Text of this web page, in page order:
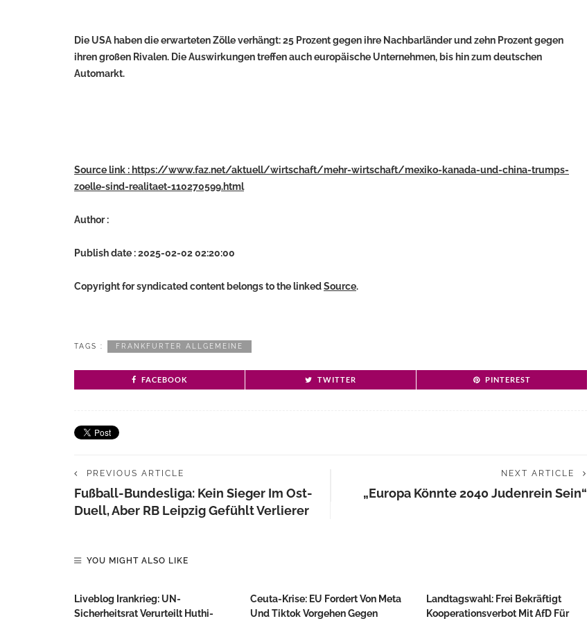
Die USA haben die erwarteten Zölle verhängt: 25 Prozent gegen ihre Nachbarländer und zehn Prozent gegen
ihren großen Rivalen. Die Auswirkungen treffen auch europäische Unternehmen, bis hin zum deutschen
Automarkt.
Source link : https://www.faz.net/aktuell/wirtschaft/mehr-wirtschaft/mexiko-kanada-und-china-trumps-
zoelle-sind-realitaet-110270599.html
Author :
Publish date : 2025-02-02 02:20:00
Copyright for syndicated content belongs to the linkedSource.
TAGS : FRANKFURTER ALLGEMEINE
FACEBOOK TWITTER PINTEREST
PREVIOUS ARTICLE
Fußball-Bundesliga: Kein Sieger Im Ost-
Duell, Aber RB Leipzig Gefühlt Verlierer
NEXT ARTICLE
„Europa Könnte 2040 Judenrein Sein“
YOU MIGHT ALSO LIKE
Liveblog Irankrieg: UN-
Sicherheitsrat Verurteilt Huthi-
Ceuta-Krise: EU Fordert Von Meta
Und Tiktok Vorgehen Gegen
Landtagswahl: Frei Bekräftigt
Kooperationsverbot Mit AfD Für